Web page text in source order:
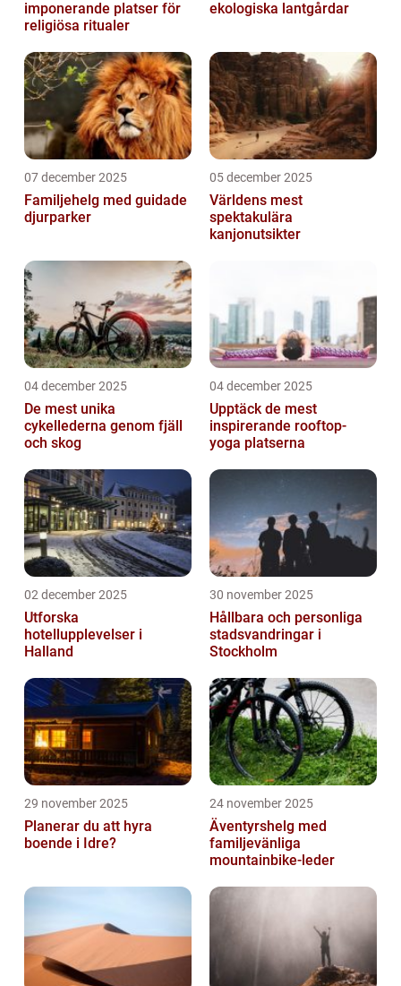
imponerande platser för
religiösa ritualer
ekologiska lantgårdar
07 december 2025
Familjehelg med guidade
djurparker
05 december 2025
Världens mest
spektakulära
kanjonutsikter
04 december 2025
De mest unika
cykellederna genom fjäll
och skog
04 december 2025
Upptäck de mest
inspirerande rooftop-
yoga platserna
02 december 2025
Utforska
hotellupplevelser i
Halland
30 november 2025
Hållbara och personliga
stadsvandringar i
Stockholm
29 november 2025
Planerar du att hyra
boende i Idre?
24 november 2025
Äventyrshelg med
familjevänliga
mountainbike-leder